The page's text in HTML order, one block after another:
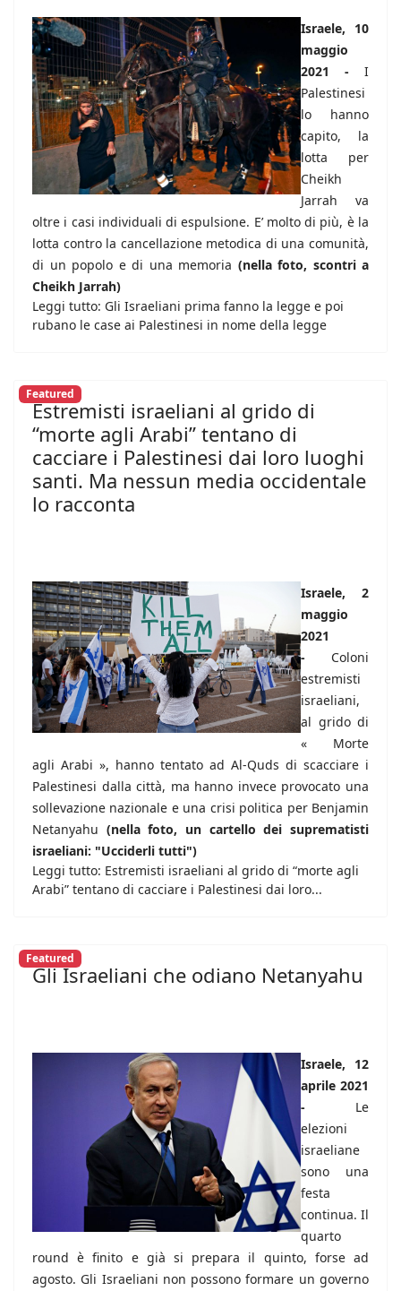
Israele, 10
maggio
2021 - I
Palestinesi
lo hanno
capito, la
lotta per
Cheikh
Jarrah va
oltre i casi individuali di espulsione. E’ molto di più, è la
lotta contro la cancellazione metodica di una comunità,
di un popolo e di una memoria (nella foto, scontri a
Cheikh Jarrah)
Leggi tutto: Gli Israeliani prima fanno la legge e poi
rubano le case ai Palestinesi in nome della legge
Featured
Estremisti israeliani al grido di
“morte agli Arabi” tentano di
cacciare i Palestinesi dai loro luoghi
santi. Ma nessun media occidentale
lo racconta
Israele, 2
maggio
2021
- Coloni
estremisti
israeliani,
al grido di
« Morte
agli Arabi », hanno tentato ad Al-Quds di scacciare i
Palestinesi dalla città, ma hanno invece provocato una
sollevazione nazionale e una crisi politica per Benjamin
Netanyahu (nella foto, un cartello dei suprematisti
israeliani: "Ucciderli tutti")
Leggi tutto: Estremisti israeliani al grido di “morte agli
Arabi” tentano di cacciare i Palestinesi dai loro...
Featured
Gli Israeliani che odiano Netanyahu
Israele, 12
aprile 2021
- Le
elezioni
israeliane
sono una
festa
continua. Il
quarto
round è finito e già si prepara il quinto, forse ad
agosto. Gli Israeliani non possono formare un governo